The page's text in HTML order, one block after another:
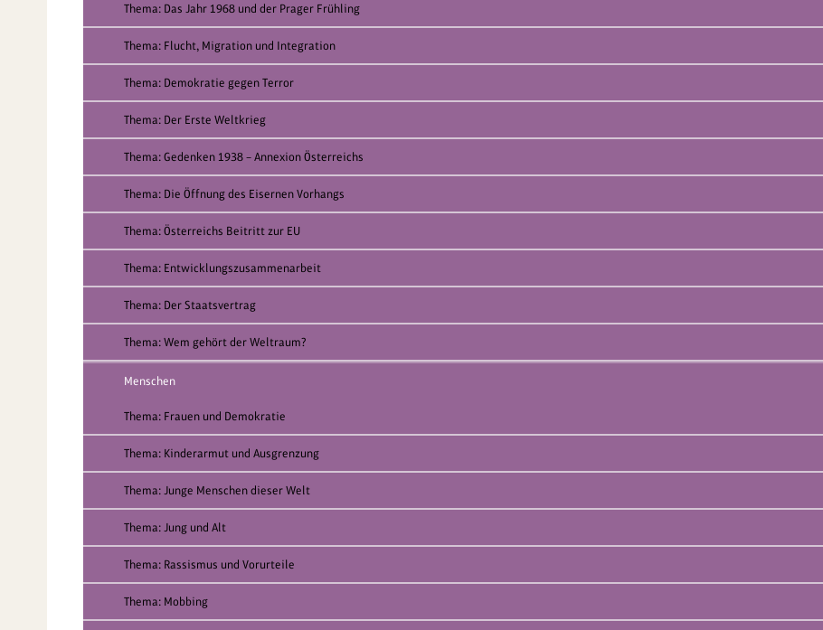
Thema: Das Jahr 1968 und der Prager Frühling
Thema: Flucht, Migration und Integration
Thema: Demokratie gegen Terror
Thema: Der Erste Weltkrieg
Thema: Gedenken 1938 – Annexion Österreichs
Thema: Die Öffnung des Eisernen Vorhangs
Thema: Österreichs Beitritt zur EU
Thema: Entwicklungszusammenarbeit
Thema: Der Staatsvertrag
Thema: Wem gehört der Weltraum?
Menschen
Thema: Frauen und Demokratie
Thema: Kinderarmut und Ausgrenzung
Thema: Junge Menschen dieser Welt
Thema: Jung und Alt
Thema: Rassismus und Vorurteile
Thema: Mobbing